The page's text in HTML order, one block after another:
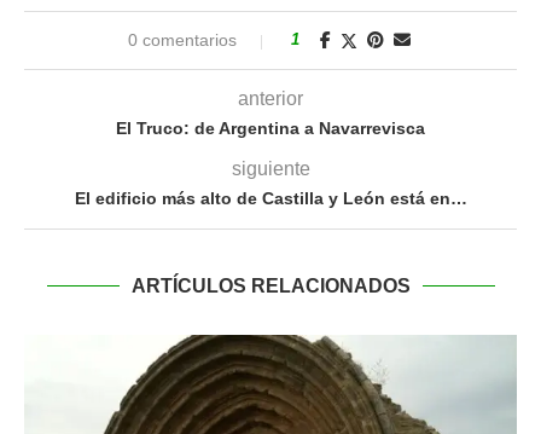
0 comentarios 1
anterior
El Truco: de Argentina a Navarrevisca
siguiente
El edificio más alto de Castilla y León está en…
ARTÍCULOS RELACIONADOS